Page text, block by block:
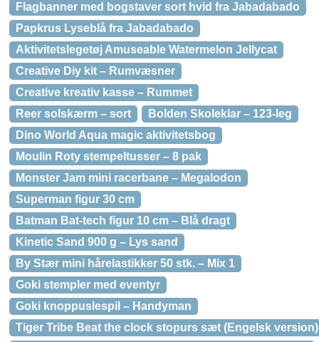
Flagbanner med bogstaver sort hvid fra Jabadabado
Papkrus Lyseblå fra Jabadabado
Aktivitetslegetøj Amuseable Watermelon Jellycat
Creative Diy kit – Rumvæsner
Creative kreativ kasse – Rummet
Reer solskærm – sort
Bolden Skoleklar – 123-leg
Dino World Aqua magic aktivitetsbog
Moulin Roty stempeltusser – 8 pak
Monster Jam mini racerbane – Megalodon
Superman figur 30 cm
Batman Bat-tech figur 10 cm – Blå dragt
Kinetic Sand 900 g – Lys sand
By Stær mini hårelastikker 50 stk. – Mix 1
Goki stempler med eventyr
Goki knoppuslespil – Handyman
Tiger Tribe Beat the clock stopurs sæt (Engelsk version)